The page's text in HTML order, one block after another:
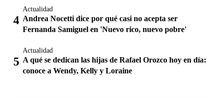
Actualidad
Andrea Nocetti dice por qué casi no acepta ser
Fernanda Samiguel en 'Nuevo rico, nuevo pobre'
Actualidad
A qué se dedican las hijas de Rafael Orozco hoy en día:
conoce a Wendy, Kelly y Loraine